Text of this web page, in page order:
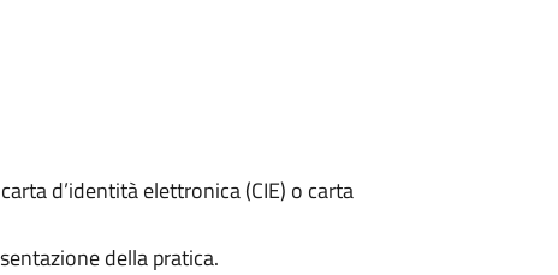
d’identità elettronica (CIE) o carta
della pratica.